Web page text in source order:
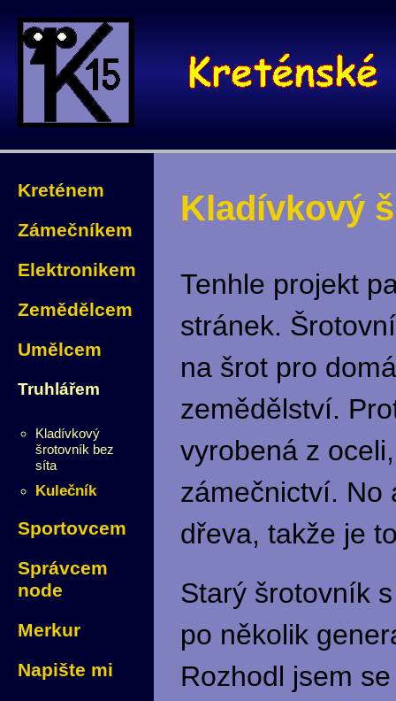
Kreténem
Zámečníkem
Elektronikem
Zemědělcem
Umělcem
Truhlářem
Kladívkový
šrotovník bez
síta
Kulečník
Sportovcem
Správcem
node
Merkur
Napište mi
Kladívkový
Tenhle projekt
stránek.
na šrot pro
zemědělství.
vyrobená z
zámečnictví. No
dřeva, takže je
Starý šrotovník
po několik
Rozhodl jsem